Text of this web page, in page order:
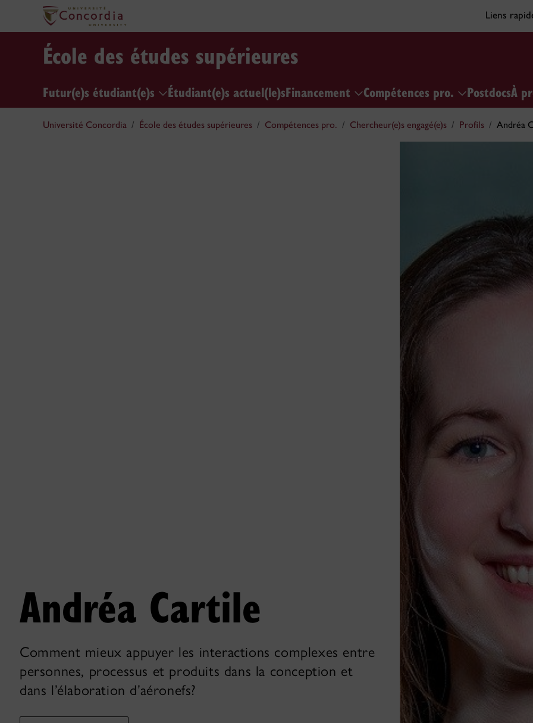
Liens
École des études supérieures
Futur(e)s étudiant(e)s Étudiant(e)s actuel(le)sFinancement Compétences pro. PostdocsÀ
Université Concordia École des études supérieures Compétences pro. Chercheur(e)s engagé(e)s Profils Andréa
Andréa Cartile
Comment mieux appuyer les interactions complexes entre
personnes, processus et produits dans la conception et
dans l’élaboration d’aéronefs?